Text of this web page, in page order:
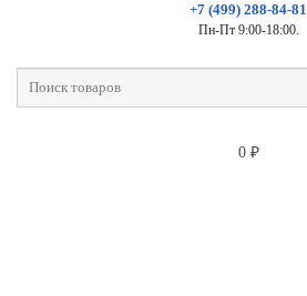
+7 (499) 288-84-81
Пн-Пт 9:00-18:00.
0 ₽